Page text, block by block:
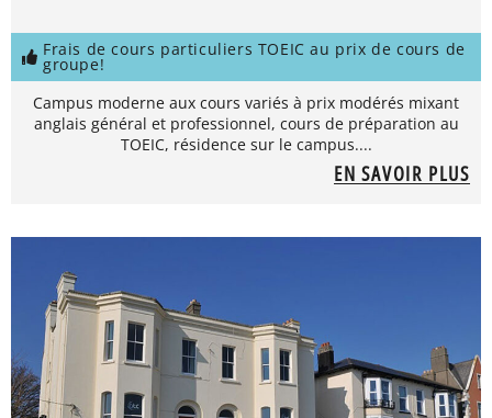
Frais de cours particuliers TOEIC au prix de cours de
groupe!
Campus moderne aux cours variés à prix modérés mixant
anglais général et professionnel, cours de préparation au
TOEIC, résidence sur le campus....
EN SAVOIR PLUS